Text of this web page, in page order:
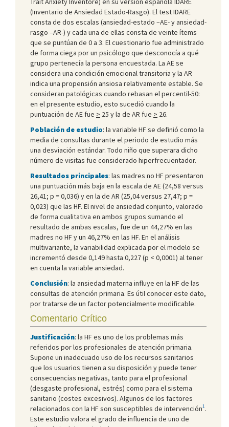
(Inventario de Ansiedad Estado-Rasgo). El test IDARE
consta de dos escalas (ansiedad-estado –AE- y ansiedad-
rasgo –AR-) y cada una de ellas consta de veinte ítems
que se puntúan de 0 a 3. El cuestionario fue administrado
de forma ciega por un psicólogo que desconocía a qué
grupo pertenecía la persona encuestada. La AE se
considera una condición emocional transitoria y la AR
indica una propensión ansiosa relativamente estable. Se
consideran patológicas cuando rebasan el percentil-50:
en el presente estudio, esto sucedió cuando la
puntuación de AE fue > 25 y la de AR fue > 26.
Población de estudio: la variable HF se definió como la
media de consultas durante el periodo de estudio más
una desviación estándar. Todo niño que superara dicho
número de visitas fue considerado hiperfrecuentador.
Resultados principales: las madres no HF presentaron
una puntuación más baja en la escala de AE (24,58 versus
26,41; p = 0,036) y en la de AR (25,04 versus 27,47; p =
0,023) que las HF. El nivel de ansiedad conjunto, valorado
de forma cualitativa en ambos grupos sumando el
resultado de ambas escalas, fue de un 44,27% en las
madres no HF y un 46,27% en las HF. En el análisis
multivariante, la variabilidad explicada por el modelo se
incrementó desde 0,149 hasta 0,227 (p < 0,0001) al tener
en cuenta la variable ansiedad.
Conclusión: la ansiedad materna influye en la HF de las
consultas de atención primaria. Es útil conocer este dato,
por tratarse de un factor potencialmente modificable.
Comentario Crítico
Justificación: la HF es uno de los problemas más
referidos por los profesionales de atención primaria.
Supone un inadecuado uso de los recursos sanitarios
que los usuarios tienen a su disposición y puede tener
consecuencias negativas, tanto para el profesional
(desgaste profesional, estrés) como para el sistema
sanitario (costes excesivos). Algunos de los factores
relacionados con la HF son susceptibles de intervención1.
Este estudio valora el grado de influencia de uno de